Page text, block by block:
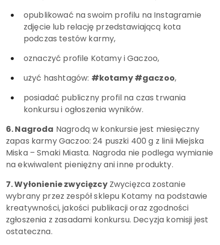
opublikować na swoim profilu na Instagramie
zdjęcie lub relację przedstawiającą kota
podczas testów karmy,
oznaczyć profile Kotamy i Gaczoo,
użyć hashtagów: #kotamy #gaczoo,
posiadać publiczny profil na czas trwania
konkursu i ogłoszenia wyników.
6. Nagroda Nagrodą w konkursie jest miesięczny
zapas karmy Gaczoo: 24 puszki 400 g z linii Miejska
Miska – Smaki Miasta. Nagroda nie podlega wymianie
na ekwiwalent pieniężny ani inne produkty.
7. Wyłonienie zwycięzcyZwycięzca zostanie
wybrany przez zespół sklepu Kotamy na podstawie
kreatywności, jakości publikacji oraz zgodności
zgłoszenia z zasadami konkursu. Decyzja komisji jest
ostateczna.